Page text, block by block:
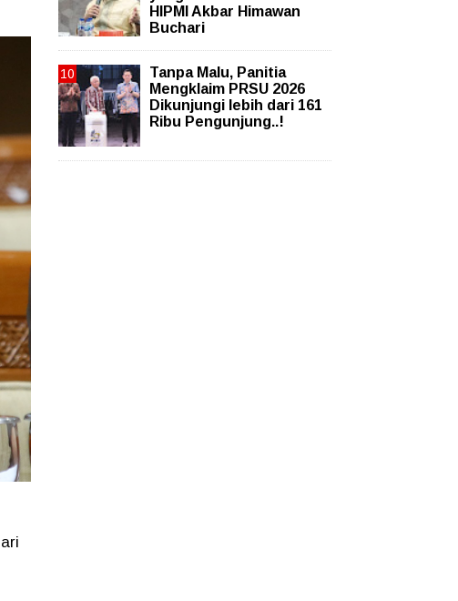
HIPMI Akbar Himawan
Buchari
Tanpa Malu, Panitia
Mengklaim PRSU 2026
Dikunjungi lebih dari 161
Ribu Pengunjung..!